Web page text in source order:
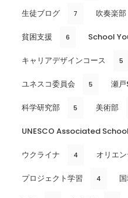
生徒ブログ 7 吹奏楽部
貧困支援 6 School
キャリアデザインコース 5
ユネスコ委員会 5 瀬
科学研究部 5 美術部
UNESCO Associated
ウクライナ 4 オリエ
プロジェクト学習 4